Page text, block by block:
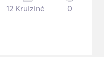
12 Kruizinė 0